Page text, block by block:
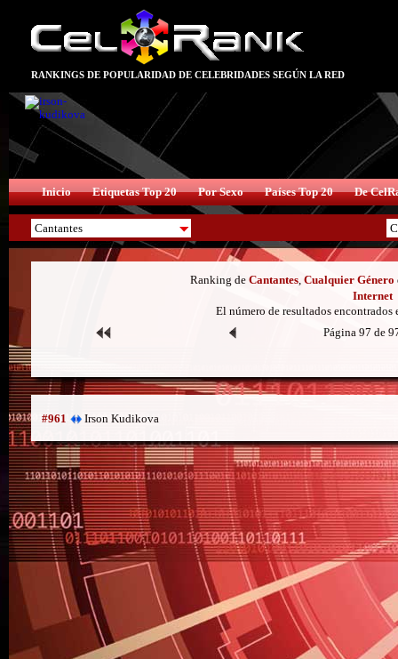
RANKINGS DE POPULARIDAD DE CELEBRIDADES SEGÚN LA RED
Inicio Etiquetas Top 20 Por Sexo Países Top 20 De
Ranking de Cantantes, Cualquier Género
Internet
El número de resultados encontrados
Página 97 de
#961 Irson Kudikova